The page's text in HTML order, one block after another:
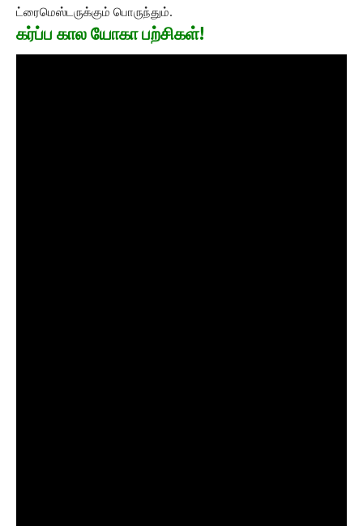
ட்ரைமெஸ்டருக்கும் பொருந்தும்.
கர்ப்ப கால யோகா பற்சிகள்!